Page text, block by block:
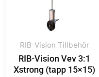
RIB-Vision Tillbehör
RIB-Vision Vev 3:1
Xstrong (tapp 15×15)